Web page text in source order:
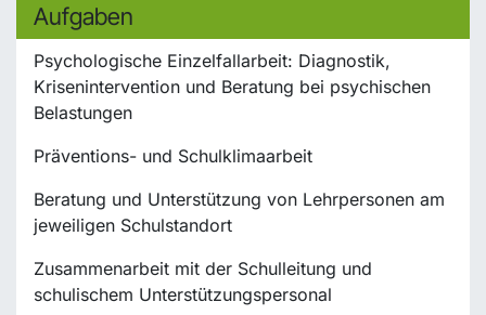
Aufgaben
Psychologische Einzelfallarbeit: Diagnostik,
Krisenintervention und Beratung bei psychischen
Belastungen
Präventions- und Schulklimaarbeit
Beratung und Unterstützung von Lehrpersonen am
jeweiligen Schulstandort
Zusammenarbeit mit der Schulleitung und
schulischem Unterstützungspersonal